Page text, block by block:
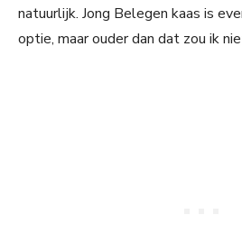
natuurlijk. Jong Belegen kaas is
optie, maar ouder dan dat zou ik